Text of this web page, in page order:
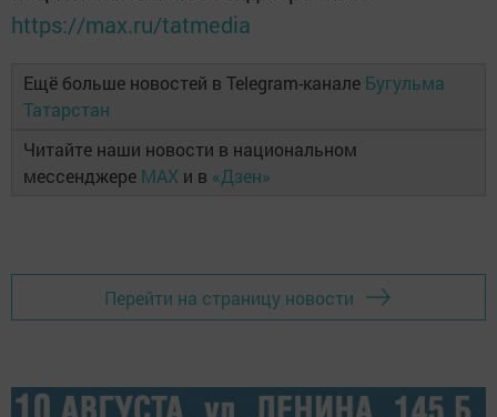
https://max.ru/tatmedia
Ещё больше новостей в Telegram-канале Бугульма
Татарстан
Читайте наши новости в национальном
мессенджере MAX и в «Дзен»
Перейти на страницу новости